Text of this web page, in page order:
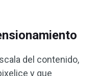
del contenido,
y que